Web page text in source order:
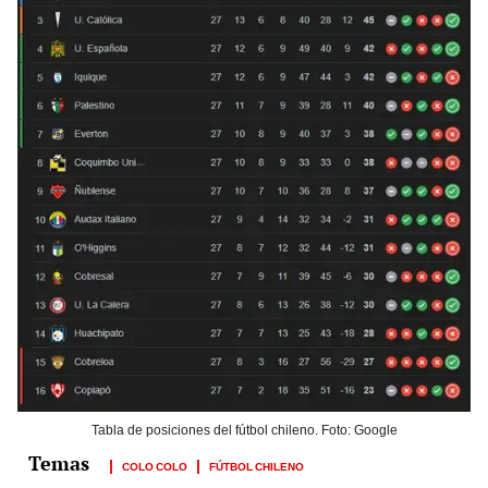
Tabla de posiciones del fútbol chileno. Foto: Google
COLO COLO FÚTBOL CHILENO